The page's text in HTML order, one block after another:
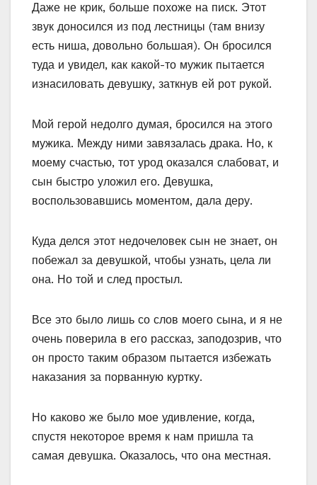
Даже не крик, больше похоже на писк. Этот
звук доносился из под лестницы (там внизу
есть ниша, довольно большая). Он бросился
туда и увидел, как какой-то мужик пытается
изнасиловать девушку, заткнув ей рот рукой.
Мой герой недолго думая, бросился на этого
мужика. Между ними завязалась драка. Но, к
моему счастью, тот урод оказался слабоват, и
сын быстро уложил его. Девушка,
воспользовавшись моментом, дала деру.
Куда делся этот недочеловек сын не знает, он
побежал за девушкой, чтобы узнать, цела ли
она. Но той и след простыл.
Все это было лишь со слов моего сына, и я не
очень поверила в его рассказ, заподозрив, что
он просто таким образом пытается избежать
наказания за порванную куртку.
Но каково же было мое удивление, когда,
спустя некоторое время к нам пришла та
самая девушка. Оказалось, что она местная.